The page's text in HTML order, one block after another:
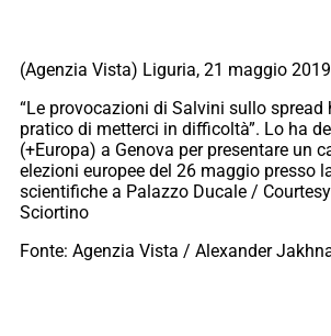
(Agenzia Vista) Liguria, 21 maggio 2019
“Le provocazioni di Salvini sullo spread
pratico di metterci in difficoltà”. Lo ha
(+Europa) a Genova per presentare un
elezioni europee del 26 maggio presso
scientifiche a Palazzo Ducale /
Sciortino
Fonte: Agenzia Vista / Alexander